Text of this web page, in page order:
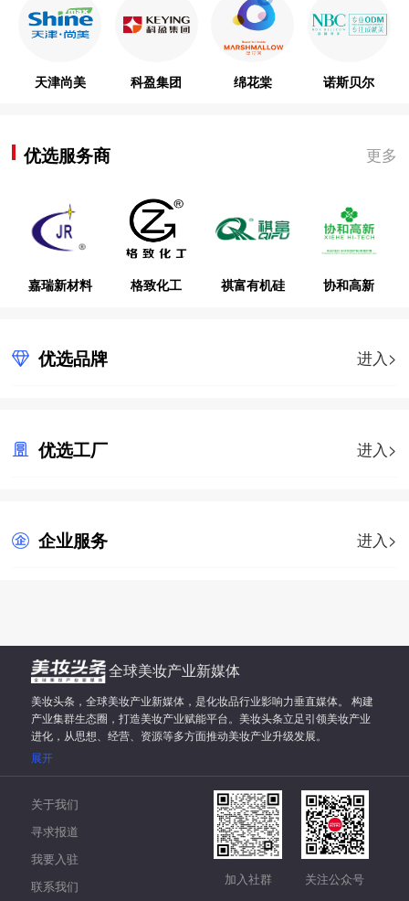
天津尚美 科盈集团 绵花棠 诺斯贝尔
优选服务商 更多
嘉瑞新材料 格致化工 祺富有机硅 协和高新
优选品牌 进入>
优选工厂 进入>
企业服务 进入>
全球美妆产业新媒体
美妆头条，全球美妆产业新媒体，是化妆品行业影响力垂直媒体。 构建
产业集群生态圈，打造美妆产业赋能平台。美妆头条立足引领美妆产业
进化，从思想、经营、资源等多方面推动美妆产业升级发展。
展开
关于我们
寻求报道
我要入驻
联系我们
加入社群 关注公众号